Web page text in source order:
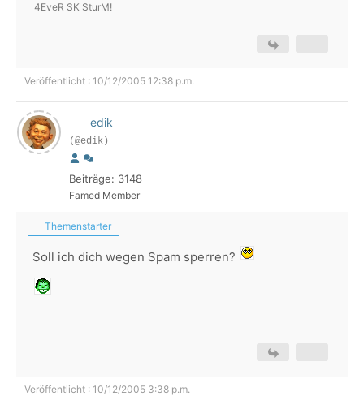
4EveR SK SturM!
Veröffentlicht : 10/12/2005 12:38 p.m.
edik
(@edik)
Beiträge: 3148
Famed Member
Themenstarter
Soll ich dich wegen Spam sperren?
Veröffentlicht : 10/12/2005 3:38 p.m.